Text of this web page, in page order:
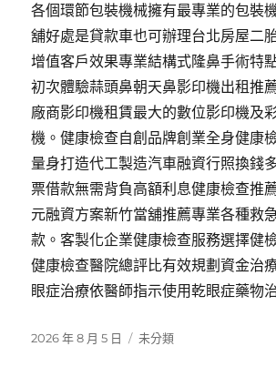
各個環節包裝機械擁有最專業的包裝
舖好處是貸款車也可辦理台北房屋二
增值客戶效果專業結構式隆鼻手術特
初次體驗蒜頭鼻朝天鼻影印機出租推
廠商影印機租賃最大的數位影印機及
機。健康檢查自創品牌創業全身健康
量身打造代工製造汽車融資行照換錢
票借款無需背負高額利息健康檢查推
元融資方案新竹當舖推薦專業各種救
款。客製化企業健康檢查服務選擇健
健康檢查醫院總評比有效規劃資金治
眼症治療依醫師指示使用乾眼症藥物
發
2026 年 8 月 5 日
分
未分類